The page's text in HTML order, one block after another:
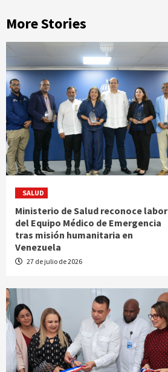
More Stories
SALUD
Ministerio de Salud reconoce labor
del Equipo Médico de Emergencia
tras misión humanitaria en
Venezuela
27 de julio de 2026